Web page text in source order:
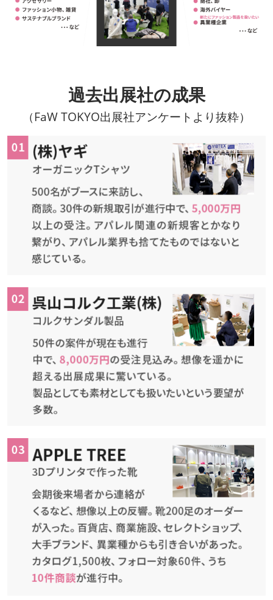
過去出展社の成果
（FaW TOKYO出展社アンケートより抜粋）